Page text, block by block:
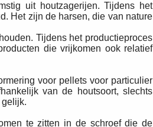
uit houtzagerijen. Tijdens het
Het zijn de harsen, die van nature
Tijdens het productieproces
die vrijkomen ook relatief
voor pellets voor particulier
van de houtsoort, slechts
te zitten in de schroef die de